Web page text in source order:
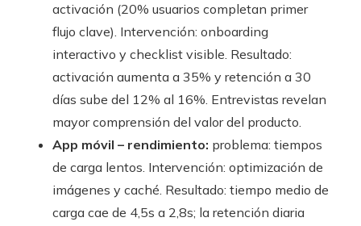
activación (20% usuarios completan primer
flujo clave). Intervención: onboarding
interactivo y checklist visible. Resultado:
activación aumenta a 35% y retención a 30
días sube del 12% al 16%. Entrevistas revelan
mayor comprensión del valor del producto.
App móvil – rendimiento: problema: tiempos
de carga lentos. Intervención: optimización de
imágenes y caché. Resultado: tiempo medio de
carga cae de 4,5s a 2,8s; la retención diaria